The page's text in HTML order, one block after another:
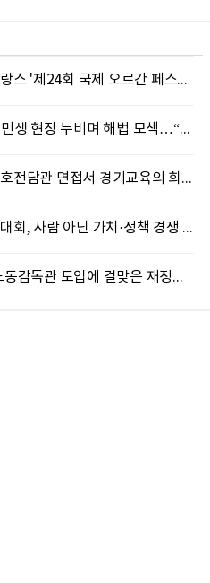
오르가니스트 오세은, 11일 프랑스 '제24회 국제 오르간 페스티벌' 초청 리사이틀 개최
최원용 평택시장, 극한 폭염속 민생 현장 누비며 해법 모색…“현장에 답 있다”
안민석 경기도교육감, “교권보호전담관 면접서 경기교육의 희망 봤다”
김보라 안성시장 “민주당 전당대회, 사람 아닌 가치·정책 경쟁 돼야”
추미애, “소방 국가직화·지방노동감독관 도입에 걸맞은 재정체계 완성해야”